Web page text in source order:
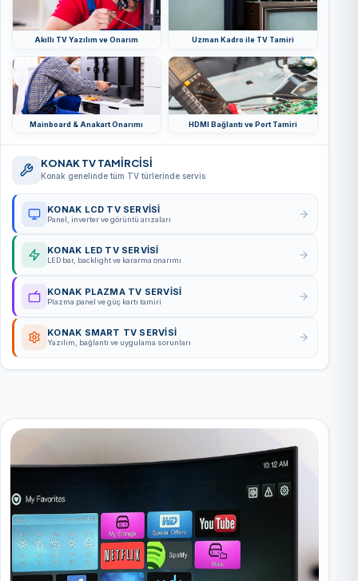
Akıllı TV Yazılım ve Onarım Uzman Kadro ile TV Tamiri
Mainboard & Anakart Onarımı HDMI Bağlantı ve Port Tamiri
KONAK TV TAMİRCİSİ
Konak genelinde tüm TV türlerinde servis
KONAK LCD TV SERVISI
Panel, inverter ve görüntü arızaları
KONAK LED TV SERVISI
LED bar, backlight ve kararma onarımı
KONAK PLAZMA TV SERVISI
Plazma panel ve güç kartı tamiri
KONAK SMART TV SERVISI
Yazılım, bağlantı ve uygulama sorunları